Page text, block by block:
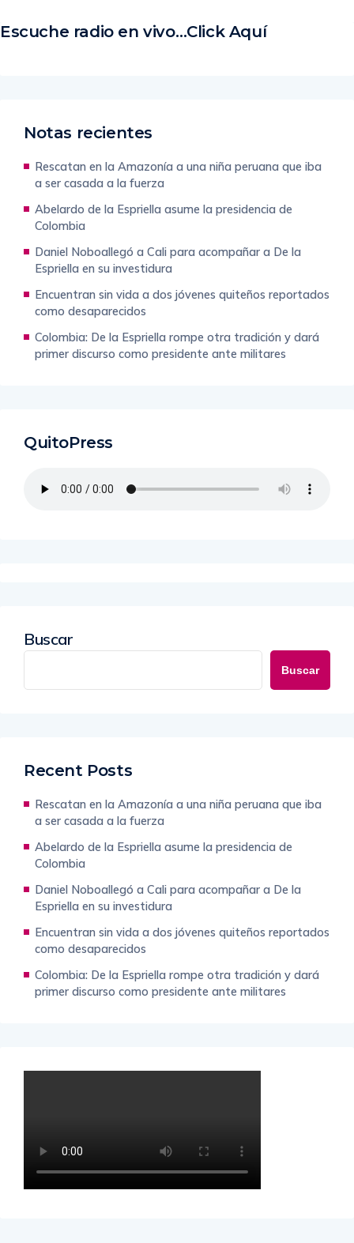
Escuche radio en vivo…Click Aquí
Notas recientes
Rescatan en la Amazonía a una niña peruana que iba
a ser casada a la fuerza
Abelardo de la Espriella asume la presidencia de
Colombia
Daniel Noboallegó a Cali para acompañar a De la
Espriella en su investidura
Encuentran sin vida a dos jóvenes quiteños reportados
como desaparecidos
Colombia: De la Espriella rompe otra tradición y dará
primer discurso como presidente ante militares
QuitoPress
Buscar
Buscar
Recent Posts
Rescatan en la Amazonía a una niña peruana que iba
a ser casada a la fuerza
Abelardo de la Espriella asume la presidencia de
Colombia
Daniel Noboallegó a Cali para acompañar a De la
Espriella en su investidura
Encuentran sin vida a dos jóvenes quiteños reportados
como desaparecidos
Colombia: De la Espriella rompe otra tradición y dará
primer discurso como presidente ante militares